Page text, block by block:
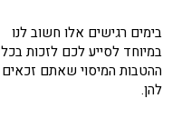
בימים רגישים אלו חשוב לנו
במיוחד לסייע לכם לזכות בכל
ההטבות המיסוי שאתם זכאים
להן.